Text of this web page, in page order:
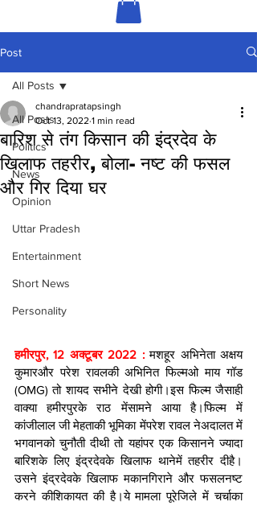
Post
All Posts
Politics
News
Opinion
Uttar Pradesh
Entertainment
Short News
Personality
All Posts
बारिश से तंग किसान की इंद्रदेव के
खिलाफ तहरीर, बोला- नष्ट की फसल
और गिर दिया घर
chandrapratapsingh
Oct 13, 2022 1 min read
हमीरपुर, 12 अक्टूबर 2022 : मशहूर अभिनेता अक्षय
कुमारऔर परेश रावलकी अभिनित फिल्मओ माय गॉड
(OMG) तो शायद सभीने देखी होगी।इस फिल्म जैसाही
वाक्या हमीरपुरके राठ मेंसामने आया है।फिल्म में
कांजीलाल जी मेहताकी भूमिका मेंपरेश रावल नेअदालत में
भगवानको चुनौती दीथी तो यहांपर एक किसानने ज्यादा
बारिशके लिए इंद्रदेवके खिलाफ थानेमें तहरीर दीहै।
उसने इंद्रदेवके खिलाफ मकानगिराने और फसलनष्ट
करने कीशिकायत की है।ये मामला पूरेजिले में चर्चाका